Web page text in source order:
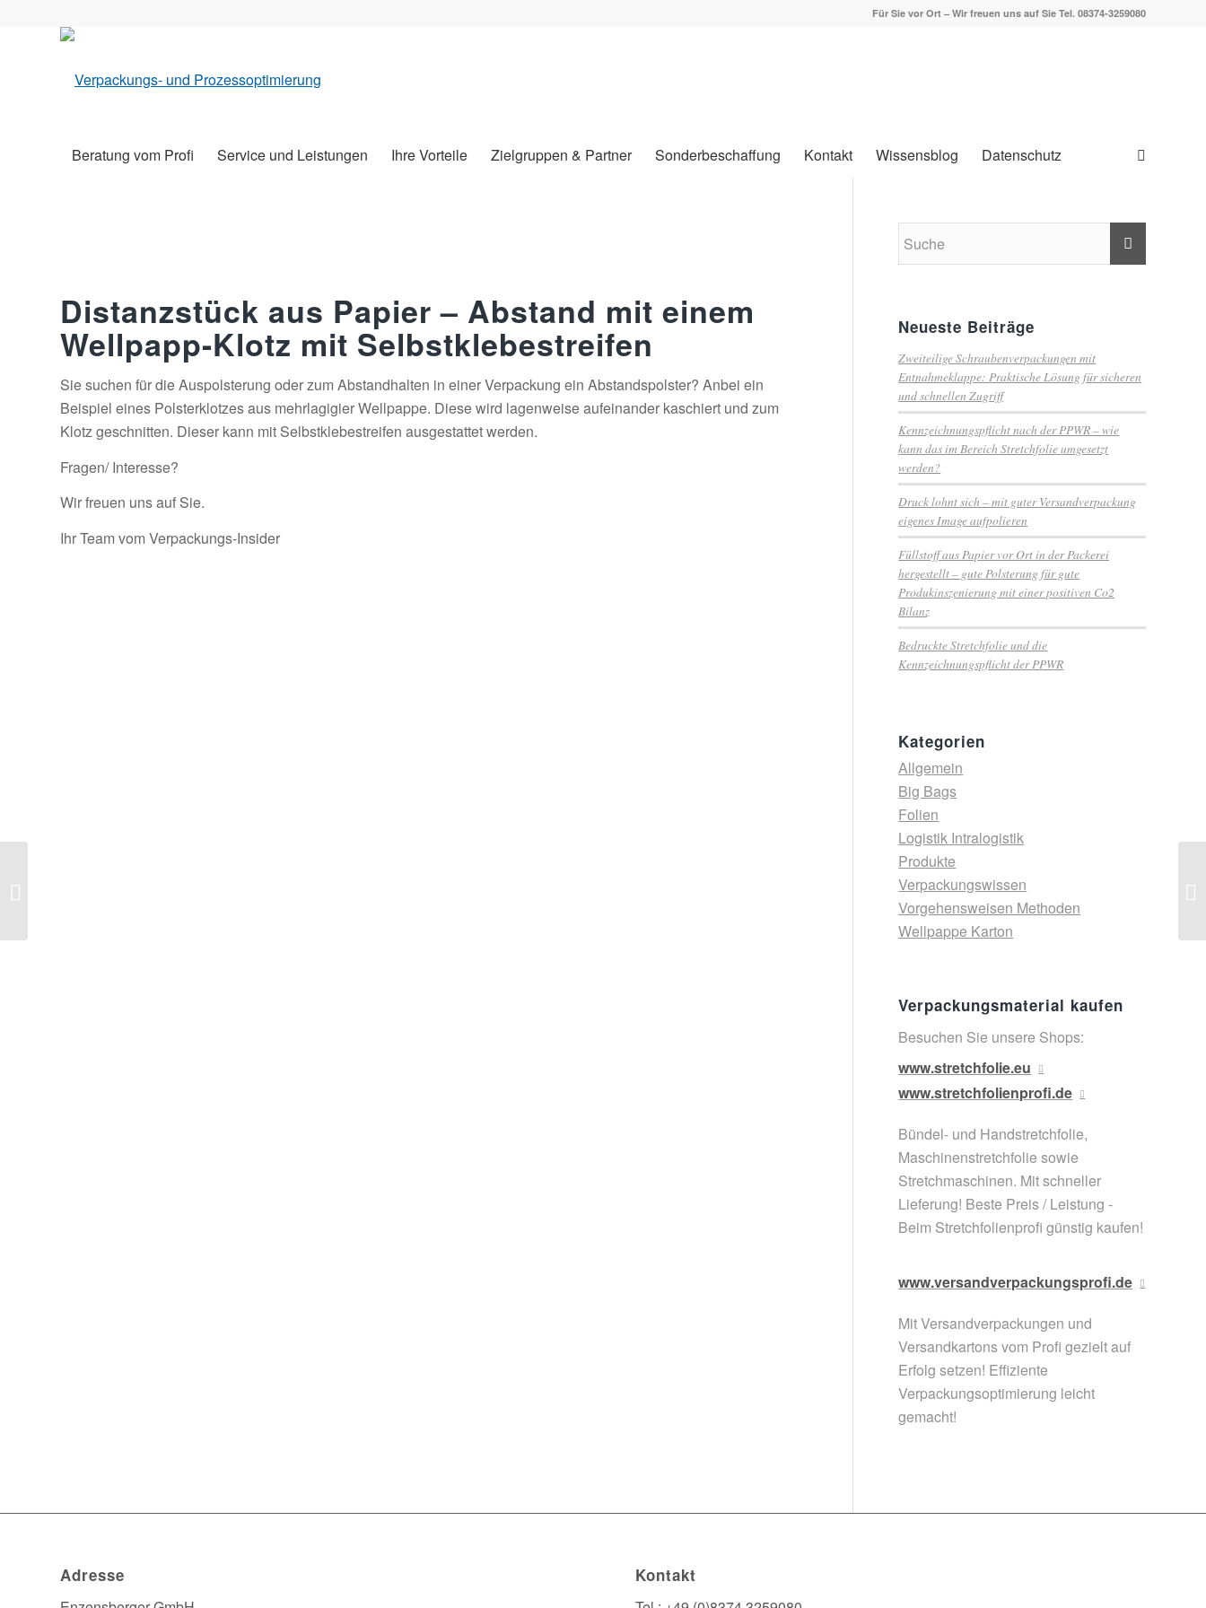
Für Sie vor Ort – Wir freuen uns auf Sie Tel. 08374-3259080
Beratung vom Profi Service und Leistungen Ihre Vorteile Zielgruppen & Partner Sonderbeschaffung Kontakt Wissensblog Datenschutz
Distanzstück aus Papier – Abstand mit einem
Wellpapp-Klotz mit Selbstklebestreifen
Sie suchen für die Auspolsterung oder zum Abstandhalten in einer Verpackung ein Abstandspolster? Anbei ein
Beispiel eines Polsterklotzes aus mehrlagigier Wellpappe. Diese wird lagenweise aufeinander kaschiert und zum
Klotz geschnitten. Dieser kann mit Selbstklebestreifen ausgestattet werden.
Fragen/ Interesse?
Wir freuen uns auf Sie.
Ihr Team vom Verpackungs-Insider
Neueste Beiträge
Zweiteilige Schraubenverpackungen mit
Entnahmeklappe: Praktische Lösung für sicheren
und schnellen Zugriff
Kennzeichnungspflicht nach der PPWR – wie
kann das im Bereich Stretchfolie umgesetzt
werden?
Druck lohnt sich – mit guter Versandverpackung
eigenes Image aufpolieren
Füllstoff aus Papier vor Ort in der Packerei
hergestellt – gute Polsterung für gute
Produkinszenierung mit einer positiven Co2
Bilanz
Bedruckte Stretchfolie und die
Kennzeichnungspflicht der PPWR
Kategorien
Allgemein
Big Bags
Folien
Logistik Intralogistik
Produkte
Verpackungswissen
Vorgehensweisen Methoden
Wellpappe Karton
Verpackungsmaterial kaufen
Besuchen Sie unsere Shops:
www.stretchfolie.eu
www.stretchfolienprofi.de
Bündel- und Handstretchfolie,
Maschinenstretchfolie sowie
Stretchmaschinen. Mit schneller
Lieferung! Beste Preis / Leistung -
Beim Stretchfolienprofi günstig kaufen!
www.versandverpackungsprofi.de
Mit Versandverpackungen und
Versandkartons vom Profi gezielt auf
Erfolg setzen! Effiziente
Verpackungsoptimierung leicht
gemacht!
Adresse Kontakt